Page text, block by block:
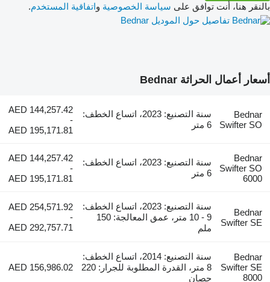
بالنقر هنا، أنت توافق على سياسة الخصوصية واتفاقية المستخدم.
تفاصيل حول الموديل Bednar
أسعار أعمال الحراثة Bednar
Bednar
Swifter SO
سنة التصنيع: 2023، اتساع الخطف:
6 متر
AED 144,257.42
-
AED 195,171.81
Bednar
Swifter SO
6000
سنة التصنيع: 2023، اتساع الخطف:
6 متر
AED 144,257.42
-
AED 195,171.81
Bednar
Swifter SE
سنة التصنيع: 2023، اتساع الخطف:
9 - 10 متر، عمق المعالجة: 150
ملم
AED 254,571.92
-
AED 292,757.71
Bednar
Swifter SE
8000
سنة التصنيع: 2014، اتساع الخطف:
8 متر، القدرة المطلوبة للجرار: 220
حصان
AED 156,986.02